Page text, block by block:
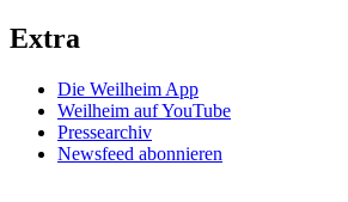
Extra
Die Weilheim App
Weilheim auf YouTube
Pressearchiv
Newsfeed abonnieren